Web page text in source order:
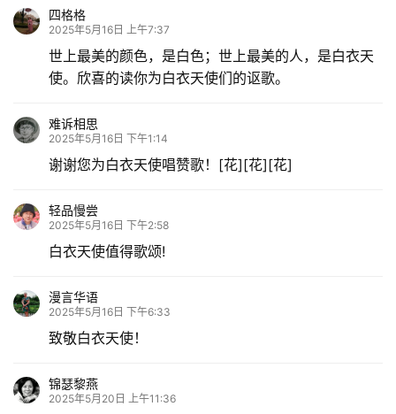
四格格
2025年5月16日 上午7:37
世上最美的颜色，是白色；世上最美的人，是白衣天
使。欣喜的读你为白衣天使们的讴歌。
难诉相思
2025年5月16日 下午1:14
谢谢您为白衣天使唱赞歌！[花][花][花]
轻品慢尝
2025年5月16日 下午2:58
白衣天使值得歌颂!
漫言华语
2025年5月16日 下午6:33
致敬白衣天使！
锦瑟黎燕
2025年5月20日 上午11:36